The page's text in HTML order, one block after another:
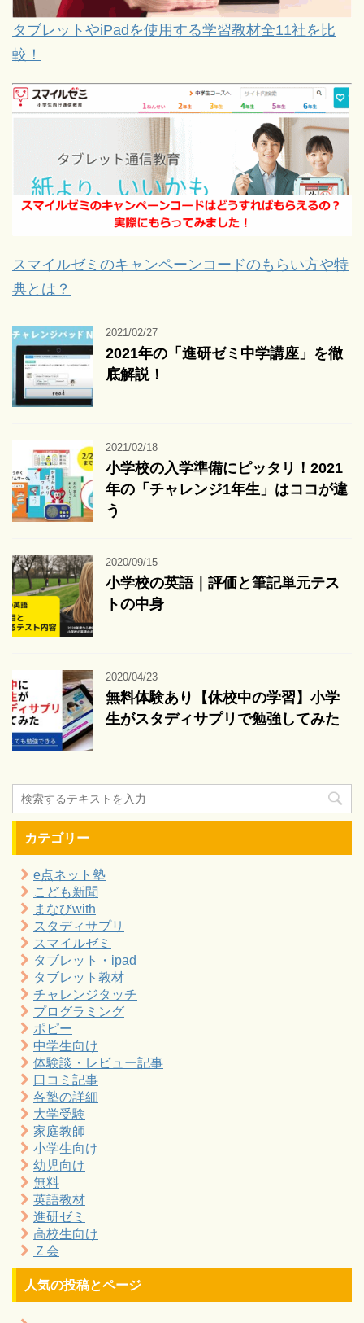
タブレットやiPadを使用する学習教材全11社を比
較！
スマイルゼミのキャンペーンコードのもらい方や特
典とは？
2021/02/27
2021年の「進研ゼミ中学講座」を徹
底解説！
2021/02/18
小学校の入学準備にピッタリ！2021
年の「チャレンジ1年生」はココが違
う
2020/09/15
小学校の英語｜評価と筆記単元テス
トの中身
2020/04/23
無料体験あり【休校中の学習】小学
生がスタディサプリで勉強してみた
カテゴリー
e点ネット塾
こども新聞
まなびwith
スタディサプリ
スマイルゼミ
タブレット・ipad
タブレット教材
チャレンジタッチ
プログラミング
ポピー
中学生向け
体験談・レビュー記事
口コミ記事
各塾の詳細
大学受験
家庭教師
小学生向け
幼児向け
無料
英語教材
進研ゼミ
高校生向け
Ｚ会
人気の投稿とページ